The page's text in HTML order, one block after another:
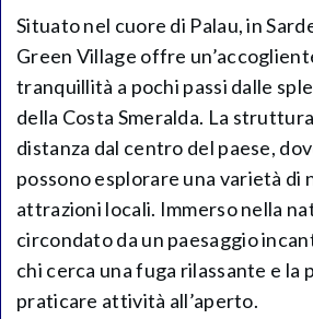
Situato nel cuore di Palau, in
Green Village offre
tranquillità a pochi passi dalle
della Costa Smeralda. La
distanza dal centro del paese,
possono esplorare una varietà di
attrazioni locali. Immerso nella
circondato da un paesaggio
chi cerca una fuga rilassante e la
praticare attività all’aperto.